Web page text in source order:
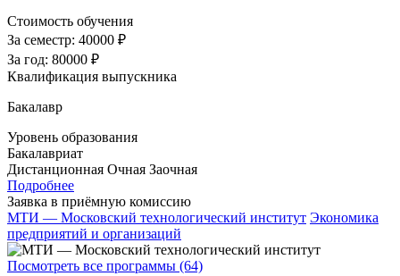
Стоимость обучения
За семестр: 40000 ₽
За год: 80000 ₽
Квалификация выпускника
Бакалавр
Уровень образования
Бакалавриат
Дистанционная Очная Заочная
Подробнее
Заявка в приёмную комиссию
МТИ — Московский технологический институт Экономика
предприятий и организаций
Посмотреть все программы (64)